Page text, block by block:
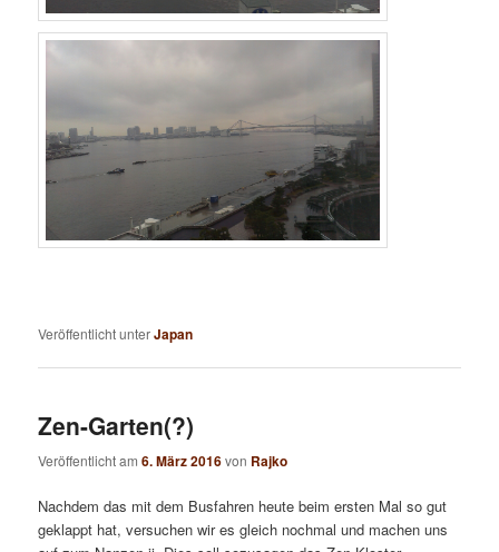
Veröffentlicht unterJapan
Zen-Garten(?)
Veröffentlicht am6. März 2016von Rajko
Nachdem das mit dem Busfahren heute beim ersten Mal so gut
geklappt hat, versuchen wir es gleich nochmal und machen uns